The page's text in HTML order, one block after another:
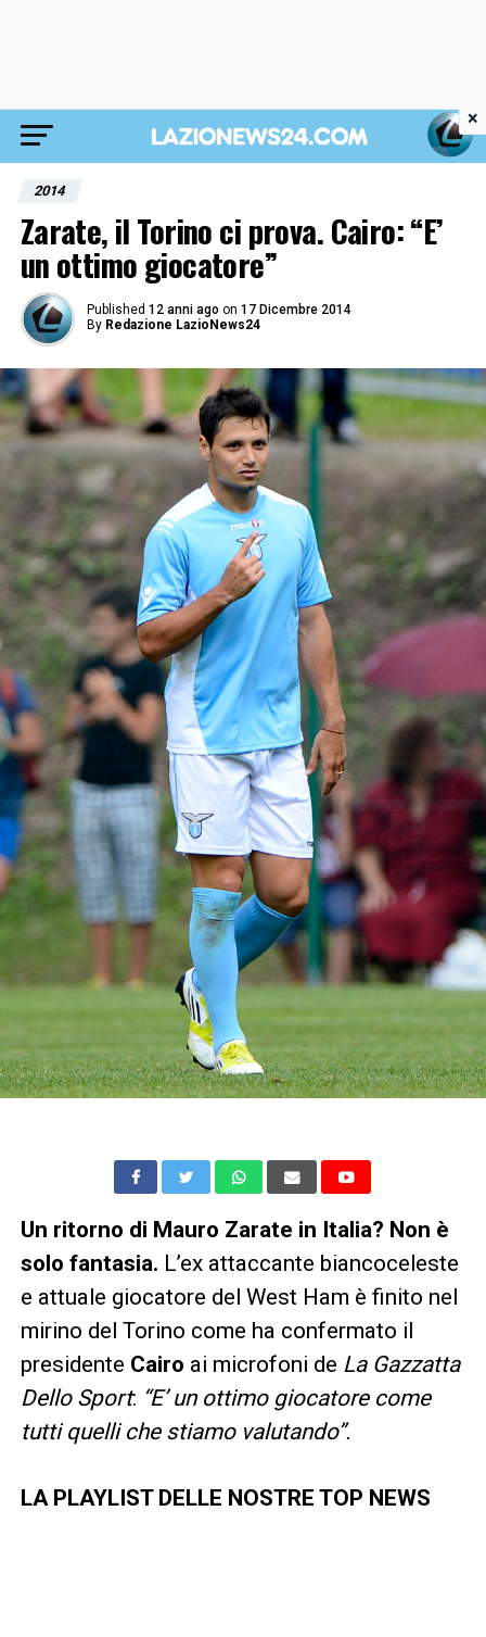
2014
Zarate, il Torino ci prova. Cairo: “E’
un ottimo giocatore”
Published 12 anni ago on 17 Dicembre 2014
By Redazione LazioNews24
Un ritorno di Mauro Zarate in Italia? Non è
solo fantasia. L’ex attaccante biancoceleste
e attuale giocatore del West Ham è finito nel
mirino del Torino come ha confermato il
presidente Cairo ai microfoni de La Gazzatta
Dello Sport: “E’ un ottimo giocatore come
tutti quelli che stiamo valutando”.
LA PLAYLIST DELLE NOSTRE TOP NEWS
×